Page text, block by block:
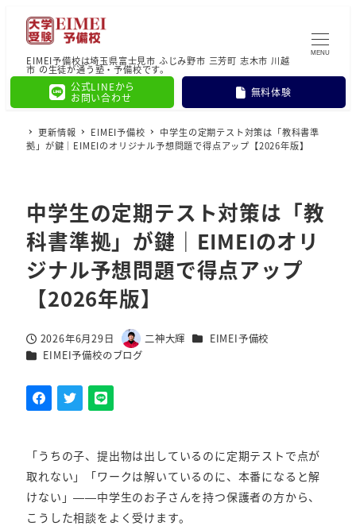
EIMEI予備校は埼玉県富士見市 ふじみ野市 三芳町 志木市 川越
市 の生徒が通う塾・予備校です。
公式LINEから
お問い合わせ
無料体験
MENU
更新情報 EIMEI予備校
中学生の定期テスト対策は「教科書準
拠」が鍵｜EIMEIのオリジナル予想問題で得点アップ【2026年版】
中学生の定期テスト対策は「教
科書準拠」が鍵｜EIMEIのオリ
ジナル予想問題で得点アップ
【2026年版】
投稿日2026年6月29日
著
者
二神大輝 カテゴリー
EIMEI予備校
カテゴリー
EIMEI予備校のブログ
「うちの子、提出物は出しているのに定期テストで点が
取れない」「ワークは解いているのに、本番になると解
けない」——中学生のお子さんを持つ保護者の方から、
こうした相談をよく受けます。